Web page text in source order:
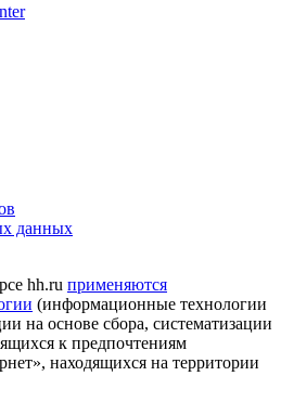
данных
hh.ru применяются
(информационные технологии
на основе сбора, систематизации
к предпочтениям
находящихся на территории